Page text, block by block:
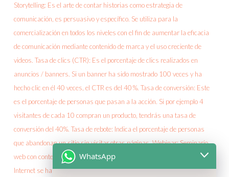
WhatsApp